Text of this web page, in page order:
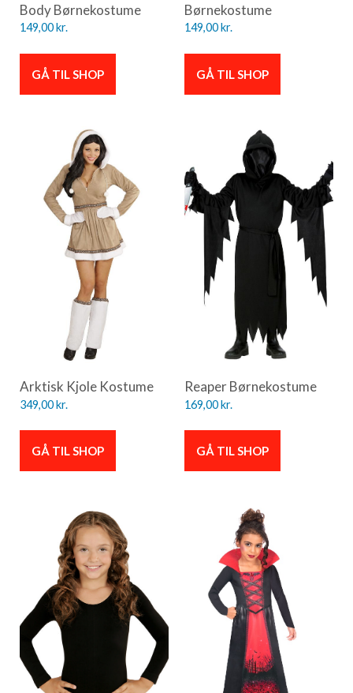
Body Børnekostume
149,00 kr.
GÅ TIL SHOP
Børnekostume
149,00 kr.
GÅ TIL SHOP
Arktisk Kjole Kostume
349,00kr.
GÅ TIL SHOP
Reaper Børnekostume
169,00kr.
GÅ TIL SHOP